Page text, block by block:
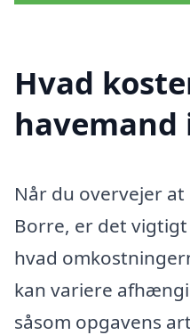
Hvad
havemand
Når du overvejer
Borre, er det
hvad
kan variere
såsom opgavens